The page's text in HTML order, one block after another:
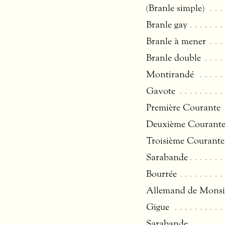
(Branle simple)
Branle gay
Branle à mener
Branle double
Montirandé
Gavote
Première Courante
Deuxième Courante
Troisième Courante
Sarabande
Bourrée
Allemand de
Gigue